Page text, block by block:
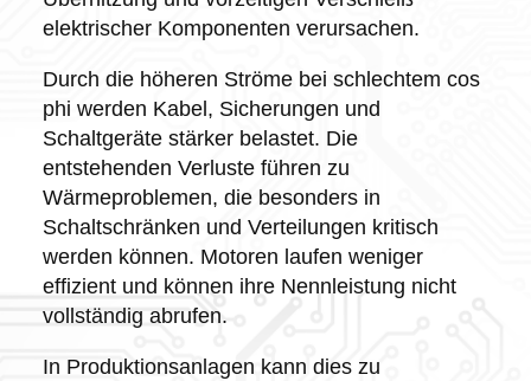
elektrischer Komponenten verursachen.
Durch die höheren Ströme bei schlechtem cos
phi werden Kabel, Sicherungen und
Schaltgeräte stärker belastet. Die
entstehenden Verluste führen zu
Wärmeproblemen, die besonders in
Schaltschränken und Verteilungen kritisch
werden können. Motoren laufen weniger
effizient und können ihre Nennleistung nicht
vollständig abrufen.
In Produktionsanlagen kann dies zu